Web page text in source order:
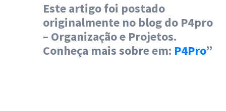
Este artigo foi postado
originalmente no blog do P4pro
– Organização e Projetos.
Conheça mais sobre em: P4Pro”